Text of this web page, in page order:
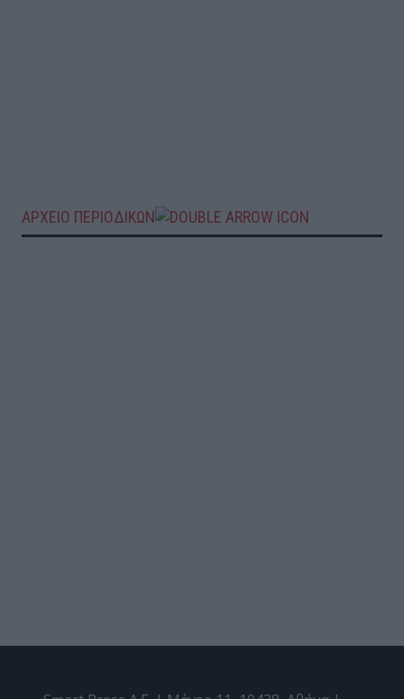
ΑΡΧΕΙΟ ΠΕΡΙΟΔΙΚΩΝ